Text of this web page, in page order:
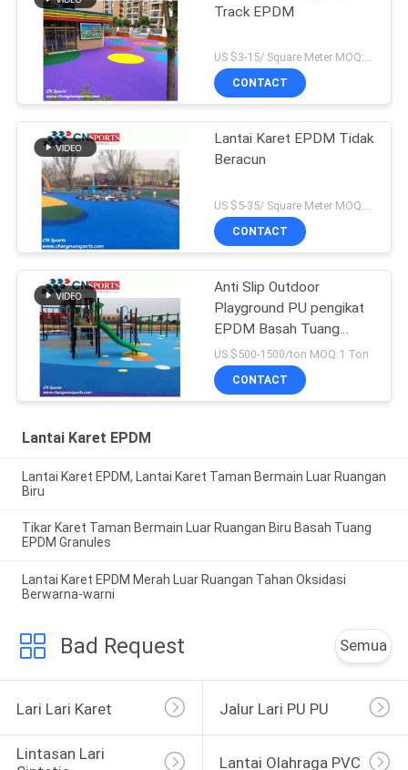
Track EPDM
US $3-15/ Square Meter MOQ:500sqm
CONTACT
Lantai Karet EPDM Tidak
Beracun
US $5-35/ Square Meter MOQ:500sqm
CONTACT
Anti Slip Outdoor
Playground PU pengikat
EPDM Basah Tuang
Lantai Karet
US $500-1500/ton MOQ:1 Ton
CONTACT
Lantai Karet EPDM
Lantai Karet EPDM, Lantai Karet Taman Bermain Luar Ruangan
Biru
Tikar Karet Taman Bermain Luar Ruangan Biru Basah Tuang
EPDM Granules
Lantai Karet EPDM Merah Luar Ruangan Tahan Oksidasi
Berwarna-warni
Bad Request Semua
Lari Lari Karet Jalur Lari PU PU
Lintasan Lari
Lantai Olahraga PVC